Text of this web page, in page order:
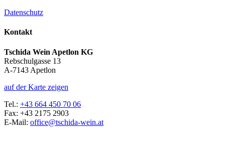
Datenschutz
Kontakt
Tschida Wein Apetlon KG
Rebschulgasse 13
A-7143 Apetlon
auf der Karte zeigen
Tel.: +43 664 450 70 06
Fax: +43 2175 2903
E-Mail: office@tschida-wein.at